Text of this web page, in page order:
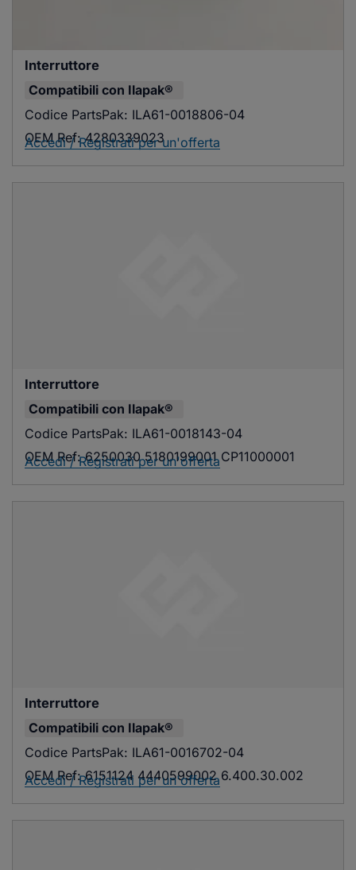
Interruttore
Compatibili con Ilapak®
Codice PartsPak: ILA61-0018806-04
OEM Ref: 4280339023
Accedi / Registrati per un'offerta
Interruttore
Compatibili con Ilapak®
Codice PartsPak: ILA61-0018143-04
OEM Ref: 6250030 5180199001 CP11000001
Accedi / Registrati per un'offerta
Interruttore
Compatibili con Ilapak®
Codice PartsPak: ILA61-0016702-04
OEM Ref: 6151124 4440599002 6.400.30.002
Accedi / Registrati per un'offerta